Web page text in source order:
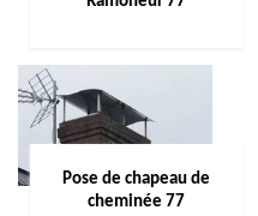
Pose de chapeau de
cheminée 77